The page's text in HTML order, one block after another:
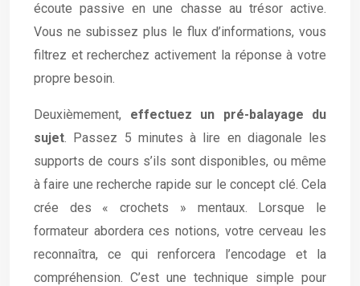
écoute passive en une chasse au trésor active.
Vous ne subissez plus le flux d’informations, vous
filtrez et recherchez activement la réponse à votre
propre besoin.
Deuxièmement, effectuez un pré-balayage du
sujet. Passez 5 minutes à lire en diagonale les
supports de cours s’ils sont disponibles, ou même
à faire une recherche rapide sur le concept clé. Cela
crée des « crochets » mentaux. Lorsque le
formateur abordera ces notions, votre cerveau les
reconnaîtra, ce qui renforcera l’encodage et la
compréhension. C’est une technique simple pour